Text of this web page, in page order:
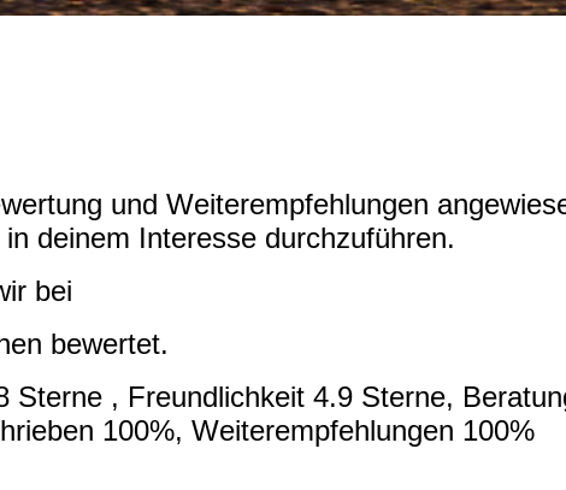
und Weiterempfehlungen
deinem Interesse durchzuführen.
bei
bewertet.
Sterne , Freundlichkeit 4.9 Sterne,
100%, Weiterempfehlungen 100%